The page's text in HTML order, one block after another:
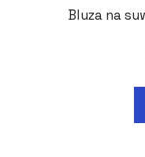
Bluza na